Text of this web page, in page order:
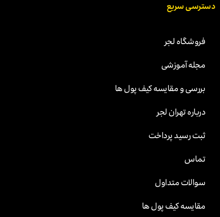
دسترسی سریع
فروشگاه لجر
مجله آموزشی
بررسی و مقایسه کیف پول ها
درباره تهران لجر
ثبت رسید پرداخت
تماس
سوالات متداول
مقایسه کیف پول ها